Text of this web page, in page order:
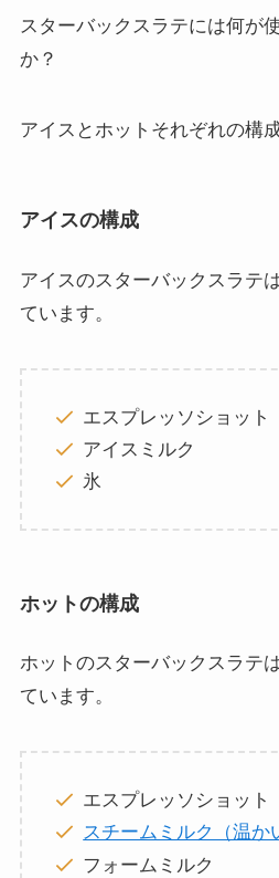
スターバックスラテには何が
か？
アイスとホットそれぞれの構
アイスの構成
アイスのスターバックスラテ
ています。
エスプレッソショット
アイスミルク
氷
ホットの構成
ホットのスターバックスラテ
ています。
エスプレッソショット
スチームミルク（温か
フォームミルク